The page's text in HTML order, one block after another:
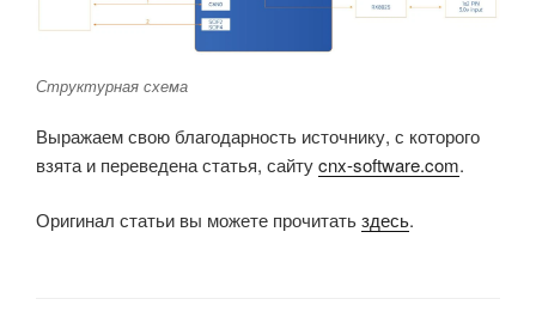
Структурная схема
Выражаем свою благодарность источнику, с которого
взята и переведена статья, сайтуcnx-software.com.
Оригинал статьи вы можете прочитатьздесь.